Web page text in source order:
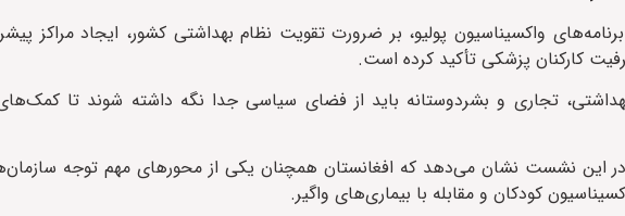
واکسیناسیون پولیو، بر ضرورت تقویت نظام بهداشتی کشور، ایجاد مراکز
کارکنان پزشکی تأکید کرده است.
تجاری و بشردوستانه باید از فضای سیاسی جدا نگه داشته شوند تا کمک‌های
این نشست نشان می‌دهد که افغانستان همچنان یکی از محورهای مهم توجه
کودکان و مقابله با بیماری‌های واگیر.